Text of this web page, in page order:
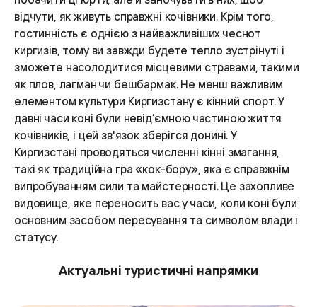
відчути, як живуть справжні кочівники. Крім того,
гостинність є однією з найважливіших чеснот
киргизів, тому ви завжди будете тепло зустрінуті і
зможете насолодитися місцевими стравами, такими
як плов, лагман чи бешбармак. Не менш важливим
елементом культури Киргизстану є кінний спорт. У
давні часи коні були невід’ємною частиною життя
кочівників, і цей зв'язок зберігся донині. У
Киргизстані проводяться численні кінні змагання,
такі як традиційна гра «кок-бору», яка є справжнім
випробуванням сили та майстерності. Це захопливе
видовище, яке переносить вас у часи, коли коні були
основним засобом пересування та символом влади і
статусу.
Актуальні туристичні напрямки